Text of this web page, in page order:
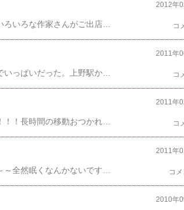
2012年
コ
雨の中、上野動物園に行った時の写真。入り口は遠足の団体さんでいっぱいだった。上野駅から、動物園までの道がなんかかわいかったからパシャリ。下の方の一番目立つのは何でしょう？スズメに見えるのですが。。。アシカのしっぽ。フラミンゴのピンクがきれいだった。上野動物園といえば・・・やっぱりパンダです。いつでも人気物。何度も並んで見てきました。リーリー、シンシンまた会いに行くね。クリックしていただくと現在のランキングが確認できます！同時にポイント加算されます♪
2011年
コ
２１日の夜、上野動物園に無事パンダの比力と仙女が着きました！！！長時間の移動おつかれさまでした～～～しばらくはゆっくり休んでもらいたいですね公開日まで楽しみにしています～～～♪明日はパンダニュースで持ちきりになりそうですね！！２月２２日(月) ＴＢＳ番組「みのもんたの朝ズバッ！」でもパンダの放送があります☆その中で、銀座三越で開催中の「癒しのパンダフェア」のことも紹介されるそうです！時間は、午前7:30～8:30の間くらい。生放送なので正確な時間が分からないです･･･朝、お時間のある方はご覧になってみて下さい～♪ ＊ ＊ ＊ ＊ ＊ ＊ ＊ 【ただいま参加中のイベント】『癒しのパンダフェア』2月15日(火)～3月1日(火）銀座三越 ８F シンプリーハートコーナー(文具、雑貨、ギフト) くわしくは → こちら ＊ ＊ ＊ ＊ ＊ ＊ ＊temame企画展『パンダが坂にやってくる』２月２１日（月）～３月１２日（土）日曜定休ギャラリー・ショップ＋カフェ 神楽坂てまめ東京都新宿区袋町２番地 鈴木ビル１－C → お店の地図＊ ＊ ＊ ＊ ＊ ＊ ＊クリックしていただくと現在のランキングが確認できます！同時にポイント加算されます♪
2011年
コ
2011年
コ
2010年